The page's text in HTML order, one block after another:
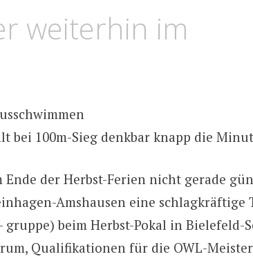
weiterhin im
bei 100m-Sieg denkbar knapp die
der Herbst-Ferien nicht gerade
Amshausen eine schlagkräftige
beim Herbst-Pokal in Bielefeld-
Qualifikationen für die OWL-